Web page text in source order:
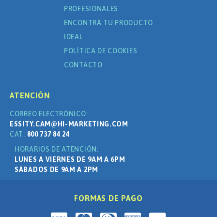
PROFESIONALES
ENCONTRÁ TU PRODUCTO
IDEAL
POLÍTICA DE COOKIES
CONTACTO
ATENCIÓN
CORREO ELECTRÓNICO:
ESSITY.CAM@HI-MARKETING.COM
CAT: 800 737 84 24
HORARIOS DE ATENCIÓN:
LUNES A VIERNES DE 9AM A 6PM
SÁBADOS DE 9AM A 2PM
FORMAS DE PAGO